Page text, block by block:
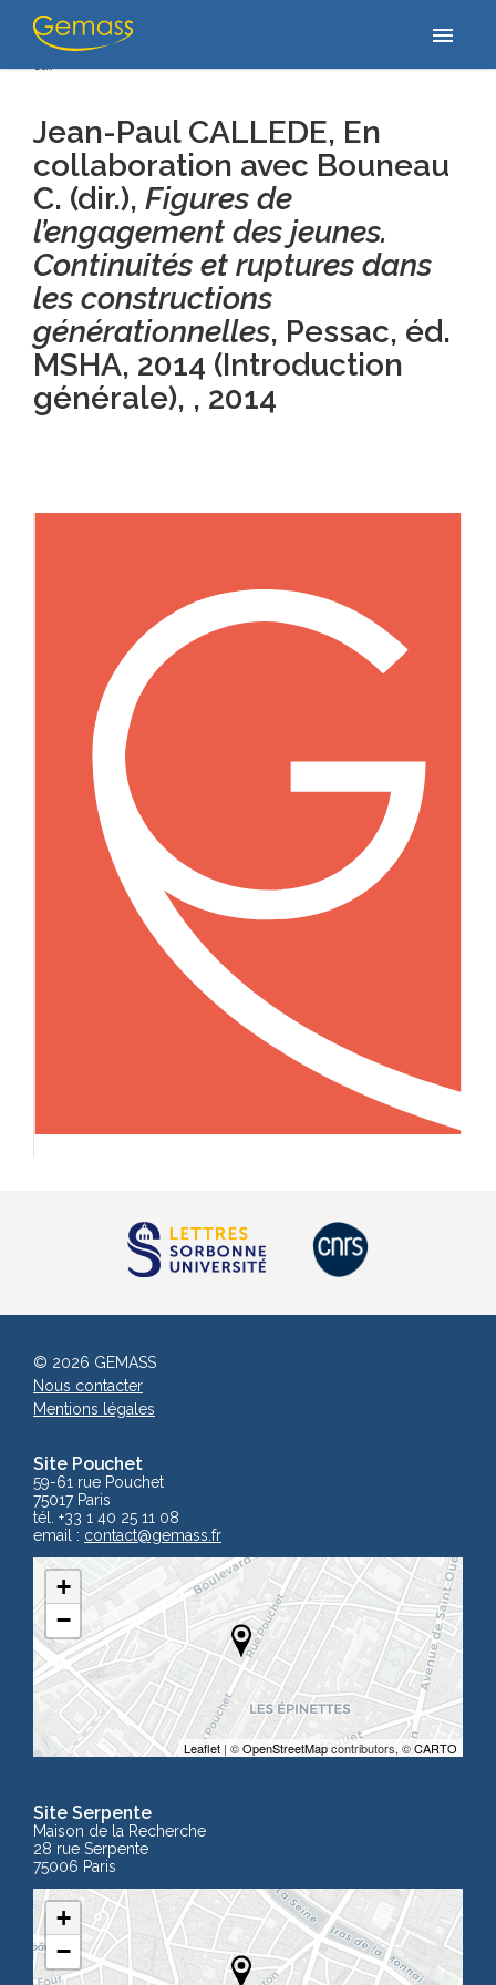
menu
Accueil/Publications
Bouneau C. (dir.), Figures de l’engagement des jeunes. Continuités
et…
Jean-Paul CALLEDE, En
collaboration avec Bouneau
C. (dir.), Figures de
l’engagement des jeunes.
Continuités et ruptures dans
les constructions
générationnelles, Pessac, éd.
MSHA, 2014 (Introduction
générale), , 2014
Site Pouchet
59-61 rue Pouchet
75017 Paris
tél. +33 1 40 25 11 08
email : contact@gemass.fr
+
−
Leaflet | ©OpenStreetMapcontributors, ©CARTO
Site Serpente
Maison de la Recherche
28 rue Serpente
75006 Paris
+
−
© 2026 GEMASS
Nous contacter
Mentions légales